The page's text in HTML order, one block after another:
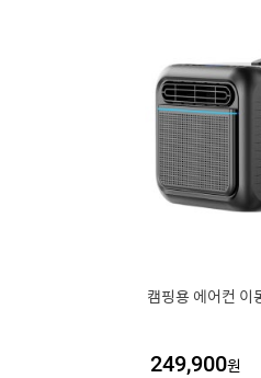
캠핑용 에어컨 이
249,900원